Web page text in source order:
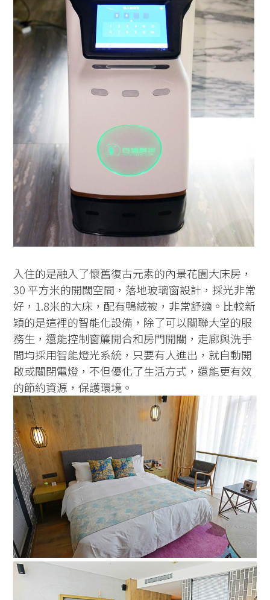
入住的是融入了懷舊復古元素的內景花園大床房，
30 平方米的開闊空間，落地玻璃窗設計，採光非常
好，1.8米的大床，配有鴨絨被，非常舒適。比較新
穎的是這裡的智能化設備，除了可以關聯大堂的服
務生，還能控制窗簾開合和房門開關，走廊與洗手
間均採用智能燈光系統，只要有人進出，就自動開
啟或關閉電燈，不但優化了生活方式，還能更有效
的節約資源，保護環境。